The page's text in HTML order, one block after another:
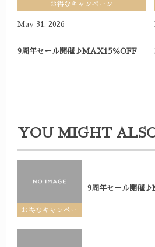
お得なキャンペーン
May 31 , 2026
9周年セール開催♪MAX15％OFF
YOU MIGHT
お得なキャンペー
9周年セール開催